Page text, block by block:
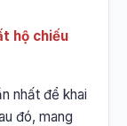
hộ chiếu
nhất để khai
đó, mang